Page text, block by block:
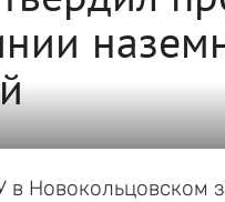
Новокольцовском